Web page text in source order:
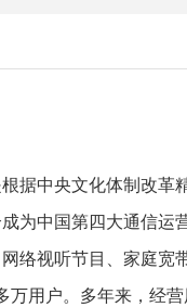
据中央文化体制改
为中国第四大通信
络视听节目、家庭
万用户。多年来，经